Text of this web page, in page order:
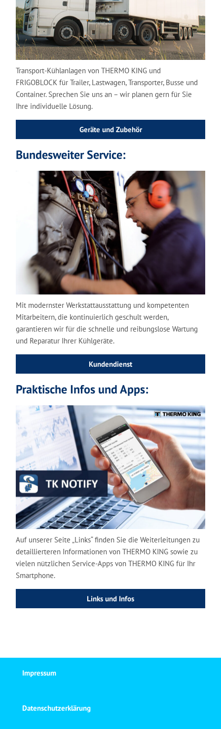
Transport-Kühlanlagen vonTHERMO KING und
FRIGOBLOCKfür Trailer, Lastwagen, Transporter, Busse und
Container. Sprechen Sie uns an –wir planen gern für Sie
Ihre individuelle Lösung.
Geräte und Zubehör
Bundesweiter Service:
Mit modernster Werkstattausstattung und kompetenten
Mitarbeitern, die kontinuierlich geschult werden,
garantieren wir für die schnelle und reibungslose Wartung
und Reparatur Ihrer Kühlgeräte.
Kundendienst
Praktische Infos und Apps:
Auf unserer Seite „Links“ finden Sie die Weiterleitungen zu
detaillierteren Informationen von THERMO KING sowie zu
vielen nützlichen Service-Apps von THERMO KING für Ihr
Smartphone.
Links und Infos
Impressum
Datenschutzerklärung